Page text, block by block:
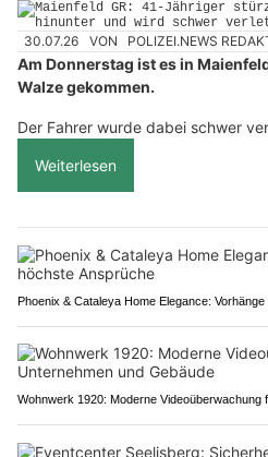
30.07.26 VON POLIZEI.NEWS
Am Donnerstag ist es in
Walze gekommen.
Der Fahrer wurde dabei schwer
Weiterlesen
Phoenix & Cataleya Home Elegance:
Wohnwerk 1920: Moderne Videoüberwachung